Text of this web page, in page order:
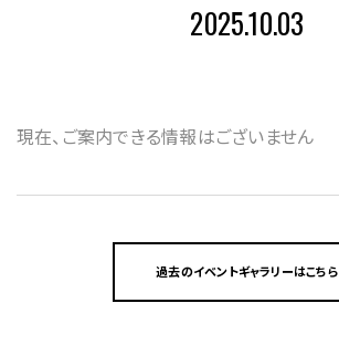
2025.10.03
現在、ご案内できる情報はございません
過去のイベントギャラリーはこちら